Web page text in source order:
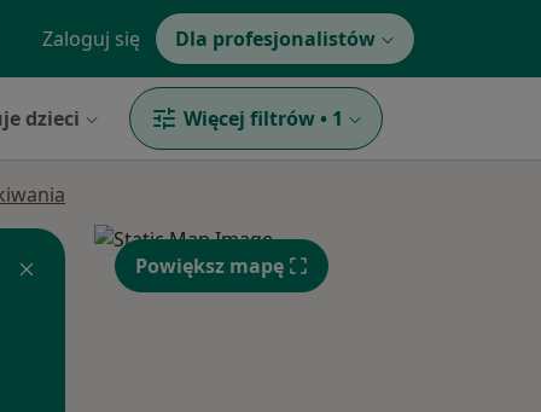
Zaloguj się Dla profesjonalistów
dzieci Więcej filtrów • 1
Powiększ mapę